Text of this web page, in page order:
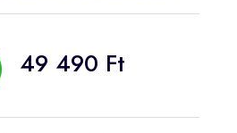
49 490 Ft